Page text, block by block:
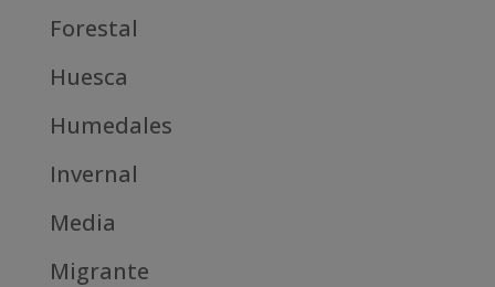
Forestal
Huesca
Humedales
Invernal
Media
Migrante